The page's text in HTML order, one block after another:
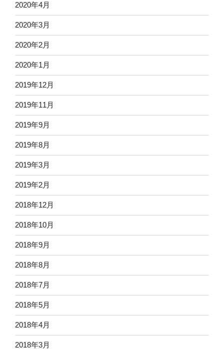
2020年4月
2020年3月
2020年2月
2020年1月
2019年12月
2019年11月
2019年9月
2019年8月
2019年3月
2019年2月
2018年12月
2018年10月
2018年9月
2018年8月
2018年7月
2018年5月
2018年4月
2018年3月